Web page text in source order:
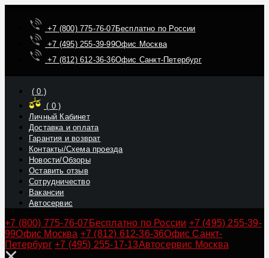
+7 (800) 775-76-07Бесплатно по России
+7 (495) 255-39-99Офис Москва
+7 (812) 612-36-36Офис Санкт-Петербург
(0 )
( 0)
Личный Кабинет
Доставка и оплата
Гарантия и возврат
Контакты/Схема проезда
Новости/Обзоры
Оставить отзыв
Сотрудничество
Вакансии
Автосервис
+7 (800) 775-76-07 Бесплатно по России +7 (495) 255-39-
99Офис Москва +7 (812) 612-36-36Офис Санкт-
Петербург +7 (495) 255-17-13Автосервис Москва